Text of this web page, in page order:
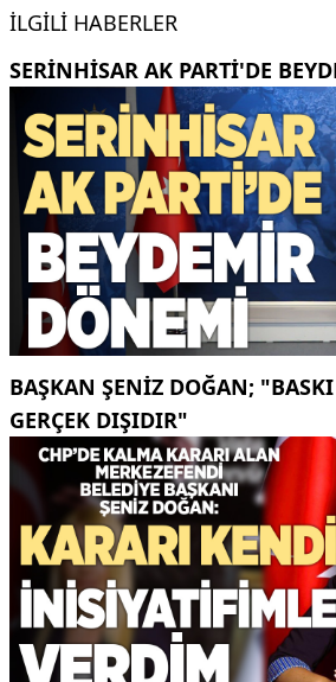
İLGILI HABERLER
SERINHISAR AK PARTI'DE
BAŞKAN ŞENIZ DOĞAN;
GERÇEK DIŞIDIR"